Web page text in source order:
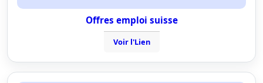
Offres emploi suisse
Voir l'Lien